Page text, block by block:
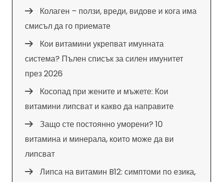
Колаген – ползи, вреди, видове и кога има
смисъл да го приемате
Кои витамини укрепват имунната
система? Пълен списък за силен имунитет
през 2026
Косопад при жените и мъжете: Кои
витамини липсват и какво да направите
Защо сте постоянно уморени? 10
витамина и минерала, които може да ви
липсват
Липса на витамин B12: симптоми по езика,